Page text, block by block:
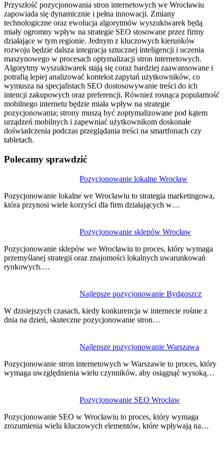
Przyszłość pozycjonowania stron internetowych we Wrocławiu
zapowiada się dynamicznie i pełna innowacji. Zmiany
technologiczne oraz ewolucja algorytmów wyszukiwarek będą
miały ogromny wpływ na strategie SEO stosowane przez firmy
działające w tym regionie. Jednym z kluczowych kierunków
rozwoju będzie dalsza integracja sztucznej inteligencji i uczenia
maszynowego w procesach optymalizacji stron internetowych.
Algorytmy wyszukiwarek stają się coraz bardziej zaawansowane i
potrafią lepiej analizować kontekst zapytań użytkowników, co
wymusza na specjalistach SEO dostosowywanie treści do ich
intencji zakupowych oraz preferencji. Również rosnąca popularność
mobilnego internetu będzie miała wpływ na strategie
pozycjonowania; strony muszą być zoptymalizowane pod kątem
urządzeń mobilnych i zapewniać użytkownikom doskonałe
doświadczenia podczas przeglądania treści na smartfonach czy
tabletach.
Polecamy sprawdzić
Pozycjonowanie lokalne Wrocław
Pozycjonowanie lokalne we Wrocławiu to strategia marketingowa,
która przynosi wiele korzyści dla firm działających w…
Pozycjonowanie sklepów Wrocław
Pozycjonowanie sklepów we Wrocławiu to proces, który wymaga
przemyślanej strategii oraz znajomości lokalnych uwarunkowań
rynkowych.…
Najlepsze pozycjonowanie Bydgoszcz
W dzisiejszych czasach, kiedy konkurencja w internecie rośnie z
dnia na dzień, skuteczne pozycjonowanie stron…
Najlepsze pozycjonowanie Warszawa
Pozycjonowanie stron internetowych w Warszawie to proces, który
wymaga uwzględnienia wielu czynników, aby osiągnąć wysoką…
Pozycjonowanie SEO Wrocław
Pozycjonowanie SEO w Wrocławiu to proces, który wymaga
zrozumienia wielu kluczowych elementów, które wpływają na…
wpisu